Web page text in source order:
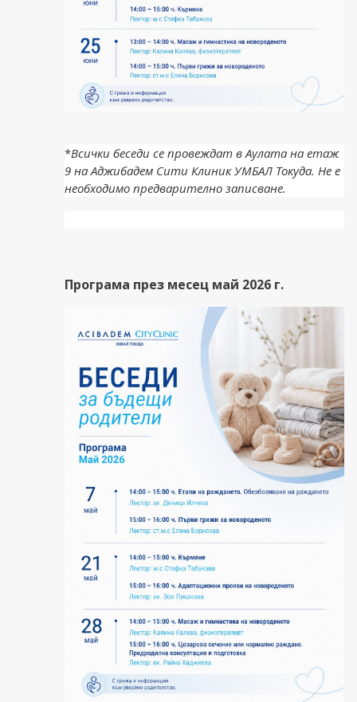
*Всички беседи се провеждат в Аулата на етаж
9 на Аджибадем Сити Клиник УМБАЛ Токуда. Не е
необходимо предварително записване.
Програма през месец май 2026 г.